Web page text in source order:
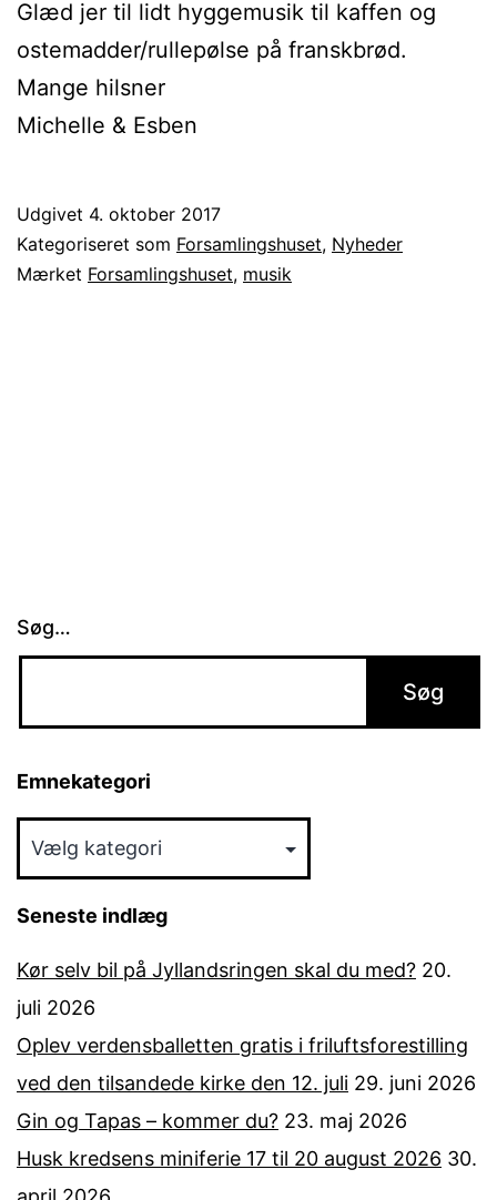
Glæd jer til lidt hyggemusik til kaffen og
ostemadder/rullepølse på franskbrød.
Mange hilsner
Michelle & Esben
Udgivet 4. oktober 2017
Kategoriseret som Forsamlingshuset, Nyheder
Mærket Forsamlingshuset, musik
Søg…
Emnekategori
Seneste indlæg
Kør selv bil på Jyllandsringen skal du med? 20.
juli 2026
Oplev verdensballetten gratis i friluftsforestilling
ved den tilsandede kirke den 12. juli 29. juni 2026
Gin og Tapas – kommer du? 23. maj 2026
Husk kredsens miniferie 17 til 20 august 2026 30.